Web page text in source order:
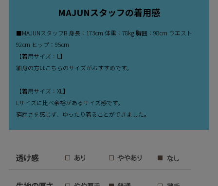
MAJUNスタッフの着用感
■MAJUNスタッフB 身長：173cm 体重：78kg 胸囲：98cm ウエスト
92cm ヒップ：95cm
【着用サイズ：L】
細身の方はこちらのサイズがおすすめです。
【着用サイズ：XL】
Lサイズに比べ余裕があるサイズ感です。
窮屈さを感じず、ゆったり着ることができました。